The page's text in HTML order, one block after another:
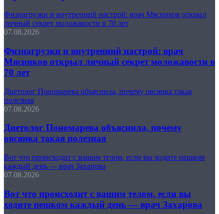
Физнагрузки и внутренний настрой: врач Мясников открыл
личный секрет моложавости в 70 лет
07.08.2026
Физнагрузки и внутренний настрой: врач
Мясников открыл личный секрет моложавости в
70 лет
Диетолог Пономарева объяснила, почему овсянка такая
полезная
07.08.2026
Диетолог Пономарева объяснила, почему
овсянка такая полезная
Вот что происходит с вашим телом, если вы ходите пешком
каждый день — врач Захарова
07.08.2026
Вот что происходит с вашим телом, если вы
ходите пешком каждый день — врач Захарова